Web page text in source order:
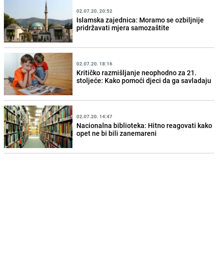
02.07.20. 20:52
Islamska zajednica: Moramo se ozbiljnije
pridržavati mjera samozaštite
02.07.20. 18:16
Kritičko razmišljanje neophodno za 21.
stoljeće: Kako pomoći djeci da ga savladaju
02.07.20. 14:47
Nacionalna biblioteka: Hitno reagovati kako
opet ne bi bili zanemareni